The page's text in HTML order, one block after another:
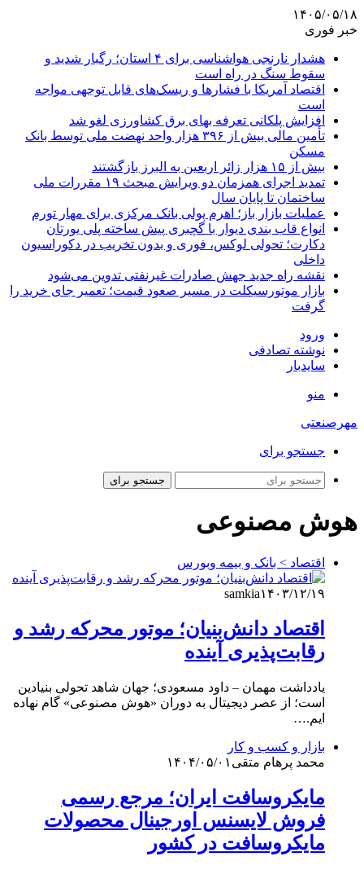
۱۴۰۵/۰۵/۱۸
خبر فوری
هشدار نارنجی هواشناسی برای ۴ استان؛ رگبار شدید و
سقوط سنگ در راه است
اقتصاد آمریکا با فشارها و ریسک‌های قابل توجهی مواجه
است
افزایش پلکانی تعرفه بهای برق کشاورزی لغو شد
تأمین مالی بیش از ۳۹۶ هزار واحد نهضت ملی توسط بانک
مسکن
بیش از ۱۵ هزار زائر اربعین به البرز بازگشتند
تمدید اجرای همزمان دو ویرایش مبحث ۱۹ مقررات ملی
ساختمان تا پایان سال
عملیات بازار باز؛ اهرم پولی بانک مرکزی برای مهار تورم
انواع قاب بندی دیوار با گچبری پیش ساخته پلی یورتان
دکارت؛ تحولی لوکس، فوری و بدون تخریب در دکوراسیون
داخلی
نقشه راه جدید جهش صادرات غیرنفتی تدوین می‌شود
بازار موتورسیکلت در مسیر صعود قیمت؛ تعمیر جای خرید را
گرفت
ورود
نوشته تصادفی
سایدبار
منو
مهرصنعتی
جستجو برای
جستجو برای
هوش مصنوعی
اقتصاد > بانک و بیمه وبورس
samkia۱۴۰۳/۱۲/۱۹
اقتصاد دانش‌بنیان؛ موتور محرکه رشد و
رقابت‌پذیری آینده
یادداشت مهمان – داود مسعودی؛ جهان شاهد تحولی بنیادین
است؛ از عصر دیجیتال به دوران «هوش مصنوعی» گام نهاده
ایم.…
بازار و کسب و کار
محمد پرهام متقی ۱۴۰۴/۰۵/۰۱
مایکروسافت ایران؛ مرجع رسمی
فروش لایسنس اورجینال محصولات
مایکروسافت در کشور